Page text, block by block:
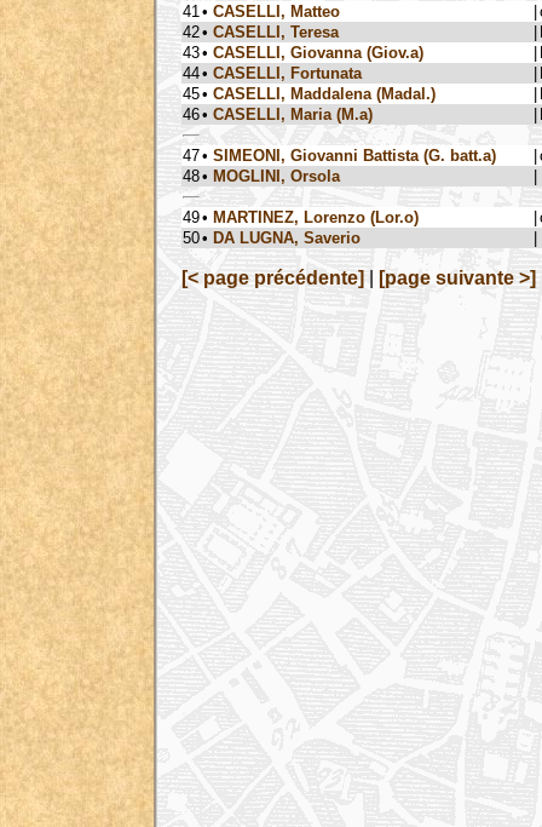
41 • CASELLI, Matteo
42• CASELLI, Teresa
43• CASELLI, Giovanna (Giov.a)
44• CASELLI, Fortunata
45• CASELLI, Maddalena (Madal.)
46• CASELLI, Maria (M.a)
47• SIMEONI, Giovanni Battista (G. batt.a)
48• MOGLINI, Orsola
49• MARTINEZ, Lorenzo (Lor.o)
50• DA LUGNA, Saverio
[< page précédente] [page suivante >]